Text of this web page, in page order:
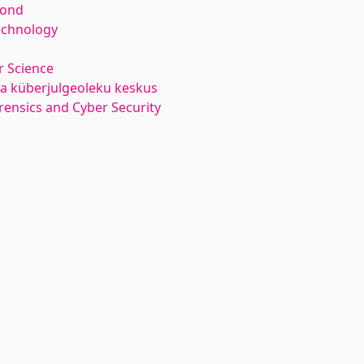
küberjulgeoleku keskus
and Cyber Security